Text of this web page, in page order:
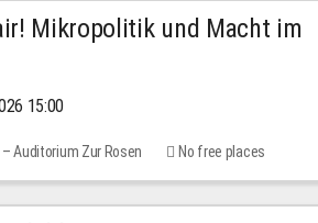
Mikropolitik und Macht im
15:00
Auditorium Zur Rosen No free places